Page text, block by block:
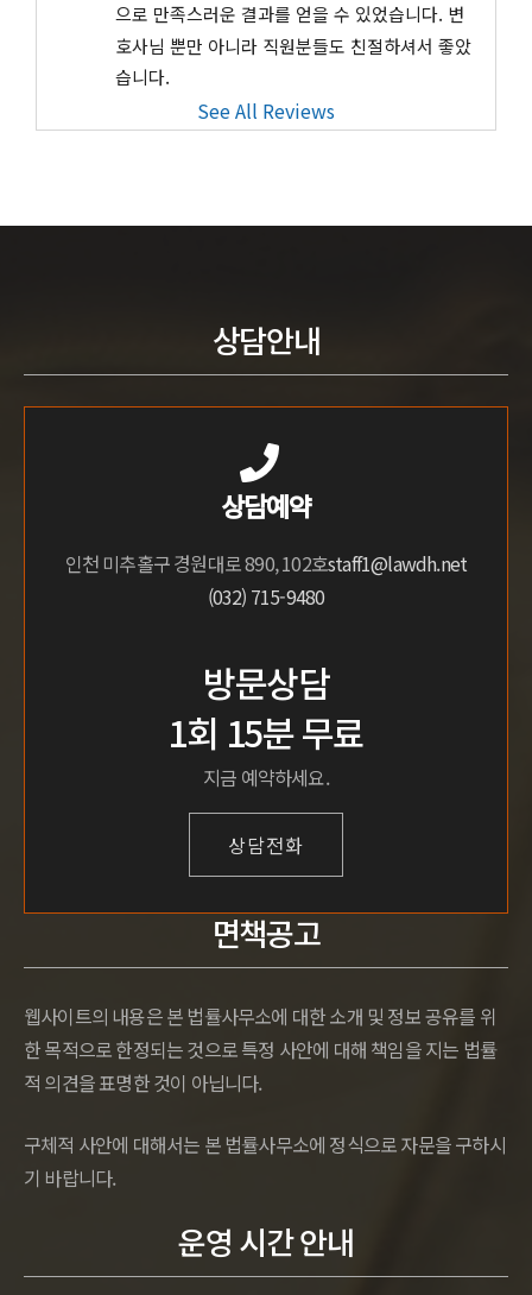
으로 만족스러운 결과를 얻을 수 있었습니다. 변
호사님 뿐만 아니라 직원분들도 친절하셔서 좋았
습니다.
See All Reviews
면책공고
웹사이트의 내용은 본 법률사무소에 대한 소개 및 정보 공유를 위
한 목적으로 한정되는 것으로 특정 사안에 대해 책임을 지는 법률
적 의견을 표명한 것이 아닙니다.
구체적 사안에 대해서는 본 법률사무소에 정식으로 자문을 구하시
기 바랍니다.
운영 시간 안내
상담안내
상담예약
인천 미추홀구 경원대로 890, 102호staff1@lawdh.net
(032) 715-9480
방문상담
1회 15분 무료
지금 예약하세요.
상담전화